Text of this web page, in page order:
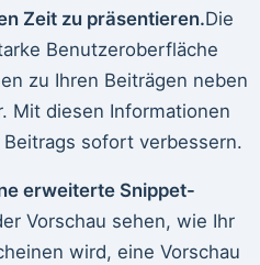
Zeit zu präsentieren.Die
Benutzeroberfläche
zu Ihren Beiträgen neben
Mit diesen Informationen
sofort verbessern.
erweiterte Snippet-
Vorschau sehen, wie Ihr
wird, eine Vorschau